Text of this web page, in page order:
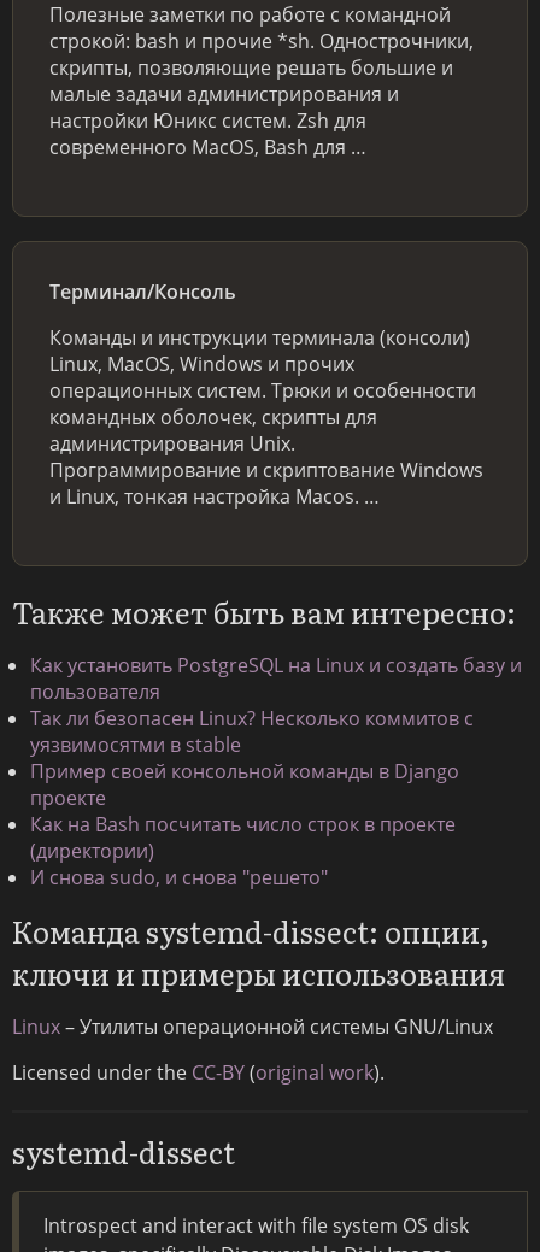
Полезные заметки по работе с командной
строкой: bash и прочие *sh. Однострочники,
скрипты, позволяющие решать большие и
малые задачи администрирования и
настройки Юникс систем. Zsh для
современного MacOS, Bash для …
Терминал/Консоль
Команды и инструкции терминала (консоли)
Linux, MacOS, Windows и прочих
операционных систем. Трюки и особенности
командных оболочек, скрипты для
администрирования Unix.
Программирование и скриптование Windows
и Linux, тонкая настройка Macos. …
Также может быть вам интересно:
Как установить PostgreSQL на Linux и создать базу и
пользователя
Так ли безопасен Linux? Несколько коммитов с
уязвимосятми в stable
Пример своей консольной команды в Django
проекте
Как на Bash посчитать число строк в проекте
(директории)
И снова sudo, и снова "решето"
Команда systemd-dissect: опции,
ключи и примеры использования
Linux– Утилиты операционной системы GNU/Linux
Licensed under the CC-BY(original work).
systemd-dissect
Introspect and interact with file system OS disk